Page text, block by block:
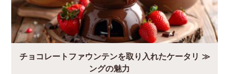
チョコレートファウンテンを取り入れたケータリ
ングの魅力